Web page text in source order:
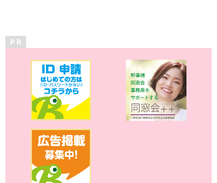
P R